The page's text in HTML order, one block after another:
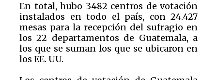
En total, hubo 3482 centros de votación
instalados en todo el país, con 24.427
mesas para la recepción del sufragio en
los 22 departamentos de Guatemala, a
los que se suman los que se ubicaron en
los EE. UU.